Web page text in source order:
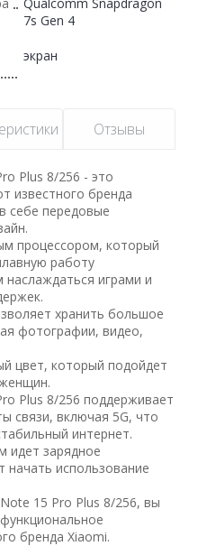
7s Gen 4
экран
Отзывы
Plus 8/256 - это
известного бренда
себе передовые
процессором, который
работу
играми и
хранить большое
фотографии, видео,
цвет, который подойдет
Plus 8/256 поддерживает
связи, включая 5G, что
интернет.
идет зарядное
начать использование
15 Pro Plus 8/256, вы
бренда Xiaomi.